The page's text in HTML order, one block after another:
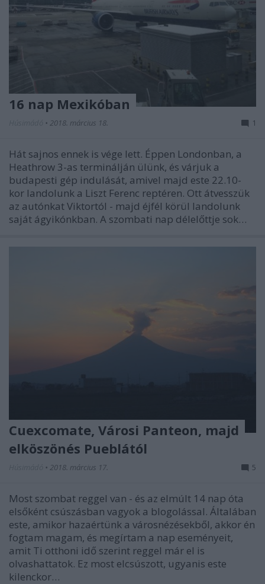
16 nap Mexikóban
• 2018. március 18. 1
Hát sajnos ennek is vége lett. Éppen Londonban, a
Heathrow 3-as terminálján ülünk, és várjuk a
budapesti gép indulását, amivel majd este 22.10-
kor landolunk a Liszt Ferenc reptéren. Ott átvesszük
az autónkat Viktortól - majd éjfél körül landolunk
saját ágyikónkban. A szombati nap délelőttje sok…
Cuexcomate, Városi Panteon, majd
elköszönés Pueblától
• 2018. március 17. 5
Most szombat reggel van - és az elmúlt 14 nap óta
elsőként csúszásban vagyok a blogolással. Általában
este, amikor hazaértünk a városnézésekből, akkor én
fogtam magam, és megírtam a nap eseményeit,
amit Ti otthoni idő szerint reggel már el is
olvashattatok. Ez most elcsúszott, ugyanis este
kilenckor…